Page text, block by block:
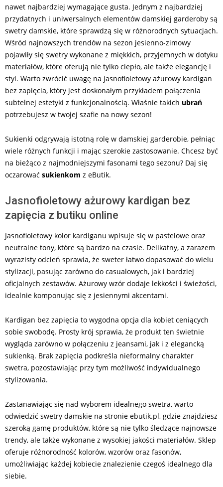
nawet najbardziej wymagające gusta. Jednym z najbardziej
przydatnych i uniwersalnych elementów damskiej garderoby są
swetry damskie, które sprawdzą się w różnorodnych sytuacjach.
Wśród najnowszych trendów na sezon jesienno-zimowy
pojawiły się swetry wykonane z miękkich, przyjemnych w dotyku
materiałów, które oferują nie tylko ciepło, ale także elegancję i
styl. Warto zwrócić uwagę na jasnofioletowy ażurowy kardigan
bez zapięcia, który jest doskonałym przykładem połączenia
subtelnej estetyki z funkcjonalnością. Właśnie takich ubrań
potrzebujesz w twojej szafie na nowy sezon!
Sukienki odgrywają istotną rolę w damskiej garderobie, pełniąc
wiele różnych funkcji i mając szerokie zastosowanie. Chcesz być
na bieżąco z najmodniejszymi fasonami tego sezonu? Daj się
oczarować sukienkom z eButik.
Jasnofioletowy ażurowy kardigan bez
zapięcia z butiku online
Jasnofioletowy kolor kardiganu wpisuje się w pastelowe oraz
neutralne tony, które są bardzo na czasie. Delikatny, a zarazem
wyrazisty odcień sprawia, że sweter łatwo dopasować do wielu
stylizacji, pasując zarówno do casualowych, jak i bardziej
oficjalnych zestawów. Ażurowy wzór dodaje lekkości i świeżości,
idealnie komponując się z jesiennymi akcentami.
Kardigan bez zapięcia to wygodna opcja dla kobiet ceniących
sobie swobodę. Prosty krój sprawia, że produkt ten świetnie
wygląda zarówno w połączeniu z jeansami, jak i z elegancką
sukienką. Brak zapięcia podkreśla nieformalny charakter
swetra, pozostawiając przy tym możliwość indywidualnego
stylizowania.
Zastanawiając się nad wyborem idealnego swetra, warto
odwiedzić swetry damskie na stronie ebutik.pl, gdzie znajdziesz
szeroką gamę produktów, które są nie tylko śledzące najnowsze
trendy, ale także wykonane z wysokiej jakości materiałów. Sklep
oferuje różnorodność kolorów, wzorów oraz fasonów,
umożliwiając każdej kobiecie znalezienie czegoś idealnego dla
siebie.